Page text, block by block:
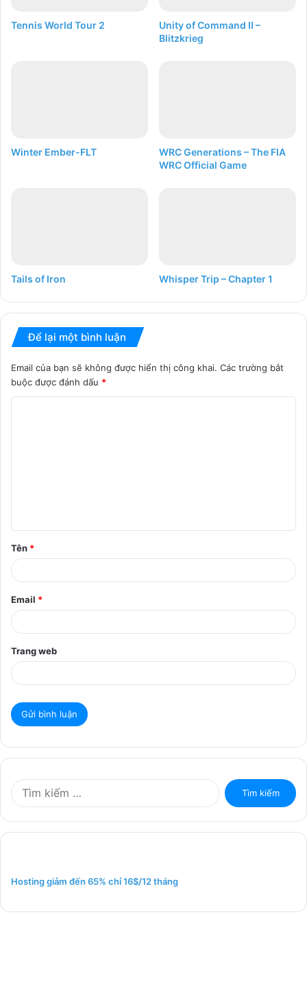
Tennis World Tour 2
Unity of Command II –
Blitzkrieg
Winter Ember-FLT
WRC Generations – The FIA
WRC Official Game
Tails of Iron Whisper Trip – Chapter 1
Để lại một bình luận
Email của bạn sẽ không được hiển thị công khai. Các trường bắt
buộc được đánh dấu *
ậ
n
Tên *
Email *
Trang web
o
Hosting giảm đến 65% chỉ 16$/12 tháng